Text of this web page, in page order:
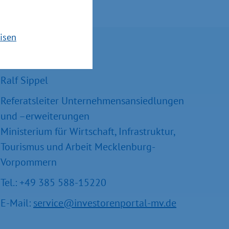
Ralf Sippel
Referatsleiter Unternehmensansiedlungen
und –erweiterungen
Ministerium für Wirtschaft, Infrastruktur,
Tourismus und Arbeit Mecklenburg-
Vorpommern
Tel.: +49 385 588-15220
E-Mail: service@investorenportal-mv.de